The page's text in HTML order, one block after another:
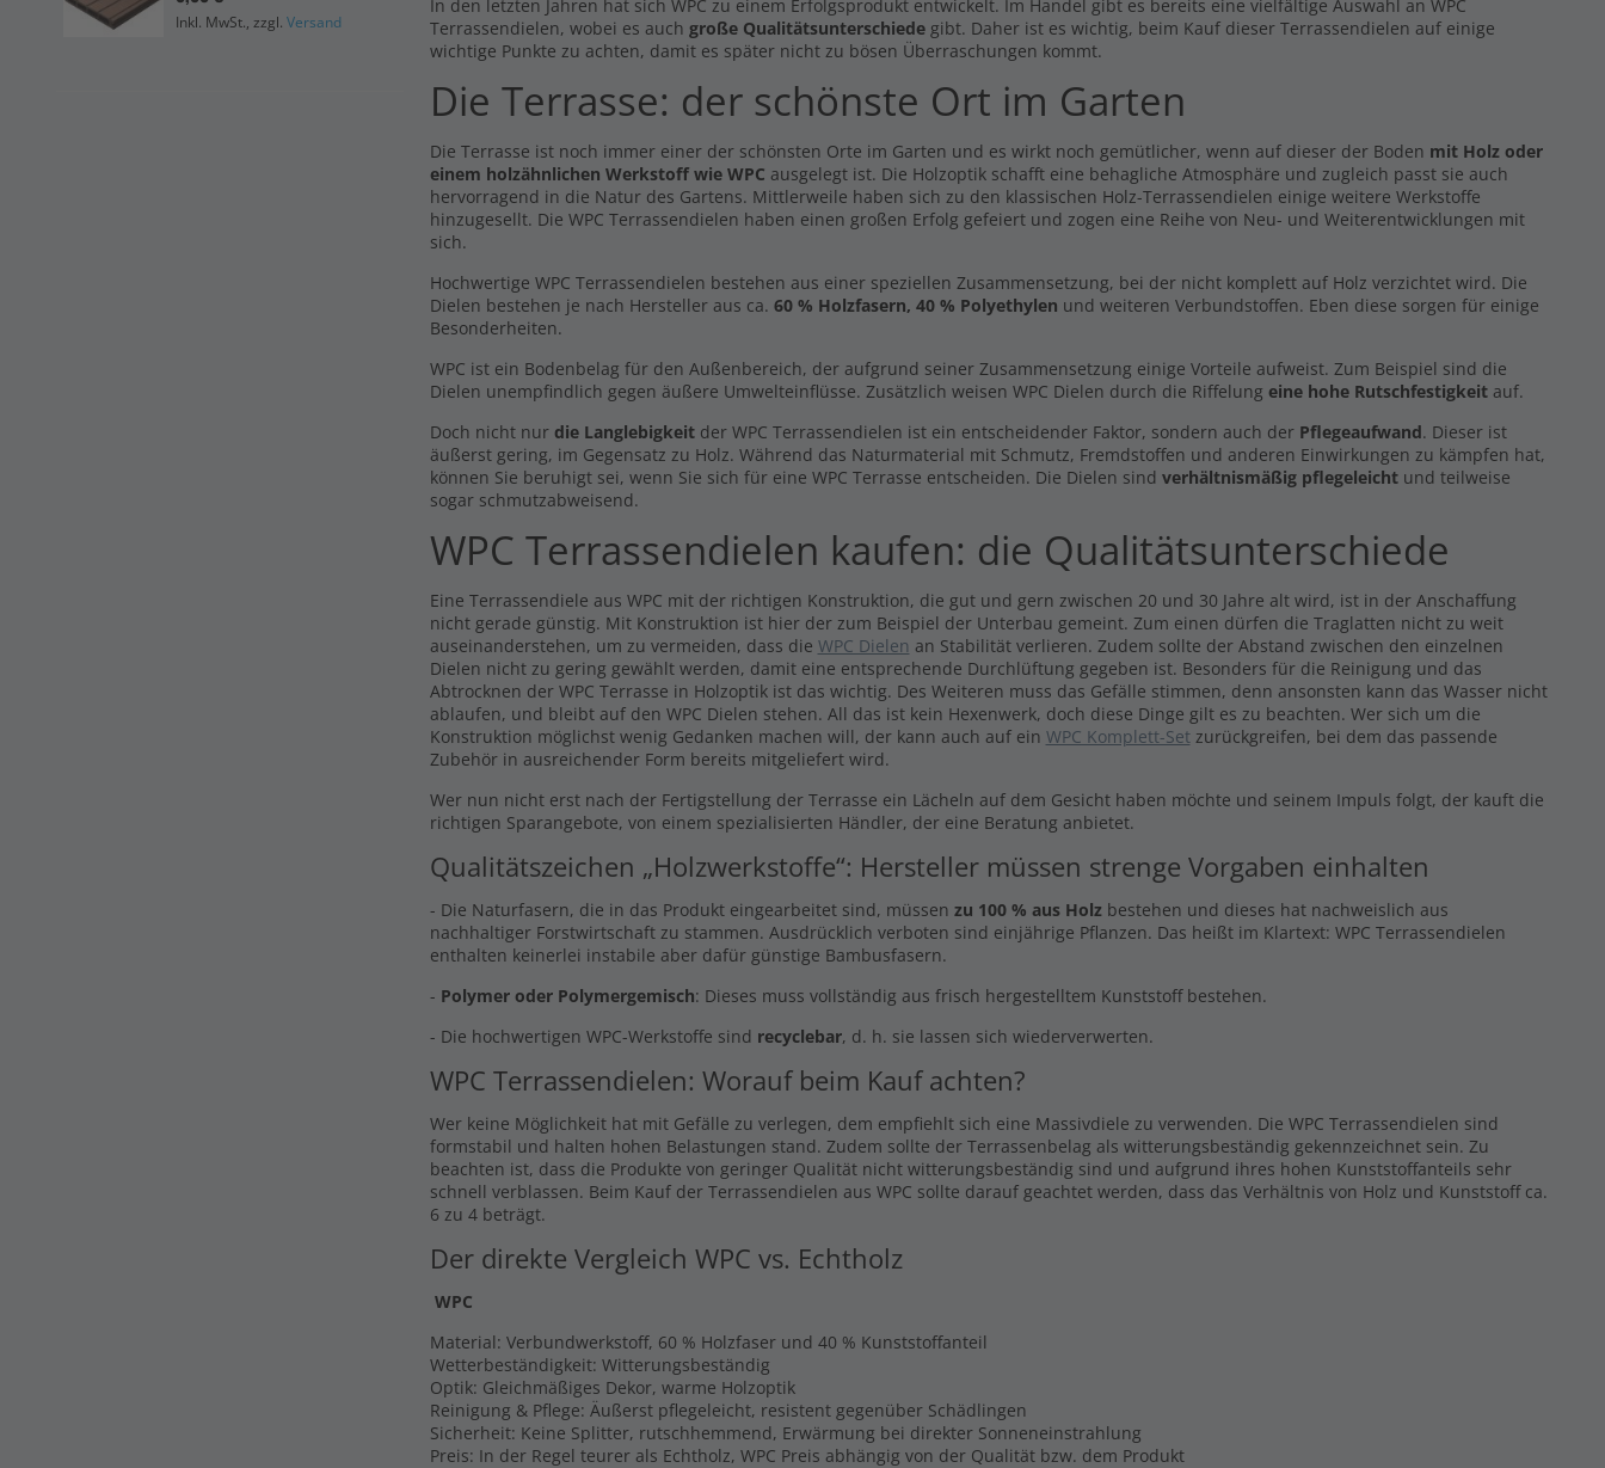
In den letzten Jahren hat sich WPC zu einem Erfolgsprodukt entwickelt. Im Handel gibt es bereits eine vielfältige Auswahl an WPC
Terrassendielen, wobei es auch große Qualitätsunterschiede gibt. Daher ist es wichtig, beim Kauf dieser Terrassendielen auf einige
wichtige Punkte zu achten, damit es später nicht zu bösen Überraschungen kommt.
Die Terrasse: der schönste Ort im Garten
Die Terrasse ist noch immer einer der schönsten Orte im Garten und es wirkt noch gemütlicher, wenn auf dieser der Boden mit Holz oder
einem holzähnlichen Werkstoff wie WPC ausgelegt ist. Die Holzoptik schafft eine behagliche Atmosphäre und zugleich passt sie auch
hervorragend in die Natur des Gartens. Mittlerweile haben sich zu den klassischen Holz-Terrassendielen einige weitere Werkstoffe
hinzugesellt. Die WPC Terrassendielen haben einen großen Erfolg gefeiert und zogen eine Reihe von Neu- und Weiterentwicklungen mit
sich.
Hochwertige WPC Terrassendielen bestehen aus einer speziellen Zusammensetzung, bei der nicht komplett auf Holz verzichtet wird. Die
Dielen bestehen je nach Hersteller aus ca. 60 % Holzfasern, 40 % Polyethylen und weiteren Verbundstoffen. Eben diese sorgen für einige
Besonderheiten.
WPC ist ein Bodenbelag für den Außenbereich, der aufgrund seiner Zusammensetzung einige Vorteile aufweist. Zum Beispiel sind die
Dielen unempfindlich gegen äußere Umwelteinflüsse. Zusätzlich weisen WPC Dielen durch die Riffelung eine hohe Rutschfestigkeitauf.
Doch nicht nur die Langlebigkeitder WPC Terrassendielen ist ein entscheidender Faktor, sondern auch der Pflegeaufwand. Dieser ist
äußerst gering, im Gegensatz zu Holz. Während das Naturmaterial mit Schmutz, Fremdstoffen und anderen Einwirkungen zu kämpfen hat,
können Sie beruhigt sei, wenn Sie sich für eine WPC Terrasse entscheiden. Die Dielen sind verhältnismäßig pflegeleichtund teilweise
sogar schmutzabweisend.
WPC Terrassendielen kaufen: die Qualitätsunterschiede
Eine Terrassendiele aus WPC mit der richtigen Konstruktion, die gut und gern zwischen 20 und 30 Jahre alt wird, ist in der Anschaffung
nicht gerade günstig. Mit Konstruktion ist hier der zum Beispiel der Unterbau gemeint. Zum einen dürfen die Traglatten nicht zu weit
auseinanderstehen, um zu vermeiden, dass die WPC Dielen an Stabilität verlieren. Zudem sollte der Abstand zwischen den einzelnen
Dielen nicht zu gering gewählt werden, damit eine entsprechende Durchlüftung gegeben ist. Besonders für die Reinigung und das
Abtrocknen der WPC Terrasse in Holzoptik ist das wichtig. Des Weiteren muss das Gefälle stimmen, denn ansonsten kann das Wasser nicht
ablaufen, und bleibt auf den WPC Dielen stehen. All das ist kein Hexenwerk, doch diese Dinge gilt es zu beachten. Wer sich um die
Konstruktion möglichst wenig Gedanken machen will, der kann auch auf ein WPC Komplett-Setzurückgreifen, bei dem das passende
Zubehör in ausreichender Form bereits mitgeliefert wird.
Wer nun nicht erst nach der Fertigstellung der Terrasse ein Lächeln auf dem Gesicht haben möchte und seinem Impuls folgt, der kauft die
richtigen Sparangebote, von einem spezialisierten Händler, der eine Beratung anbietet.
Qualitätszeichen „Holzwerkstoffe“: Hersteller müssen strenge Vorgaben einhalten
- Die Naturfasern, die in das Produkt eingearbeitet sind, müssen zu 100 % aus Holz bestehen und dieses hat nachweislich aus
nachhaltiger Forstwirtschaft zu stammen. Ausdrücklich verboten sind einjährige Pflanzen. Das heißt im Klartext: WPC Terrassendielen
enthalten keinerlei instabile aber dafür günstige Bambusfasern.
- Polymer oder Polymergemisch: Dieses muss vollständig aus frisch hergestelltem Kunststoff bestehen.
- Die hochwertigen WPC-Werkstoffe sind recyclebar, d. h. sie lassen sich wiederverwerten.
WPC Terrassendielen: Worauf beim Kauf achten?
Wer keine Möglichkeit hat mit Gefälle zu verlegen, dem empfiehlt sich eine Massivdiele zu verwenden. Die WPC Terrassendielen sind
formstabil und halten hohen Belastungen stand. Zudem sollte der Terrassenbelag als witterungsbeständig gekennzeichnet sein. Zu
beachten ist, dass die Produkte von geringer Qualität nicht witterungsbeständig sind und aufgrund ihres hohen Kunststoffanteils sehr
schnell verblassen. Beim Kauf der Terrassendielen aus WPC sollte darauf geachtet werden, dass das Verhältnis von Holz und Kunststoff ca.
6 zu 4 beträgt.
Der direkte Vergleich WPC vs. Echtholz
WPC
Material: Verbundwerkstoff, 60 % Holzfaser und 40 % Kunststoffanteil
Wetterbeständigkeit: Witterungsbeständig
Optik: Gleichmäßiges Dekor, warme Holzoptik
Reinigung & Pflege: Äußerst pflegeleicht, resistent gegenüber Schädlingen
Sicherheit: Keine Splitter, rutschhemmend, Erwärmung bei direkter Sonneneinstrahlung
Preis: In der Regel teurer als Echtholz, WPC Preis abhängig von der Qualität bzw. dem Produkt
Inkl. MwSt., zzgl. Versand
Inkl. MwSt., zzgl. Versand
0,00 €
Inkl. MwSt., zzgl.Versand